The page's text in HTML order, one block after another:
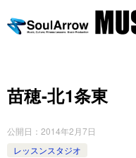
苗穂-北1条東
公開日： 2014年2月7日
レッスンスタジオ